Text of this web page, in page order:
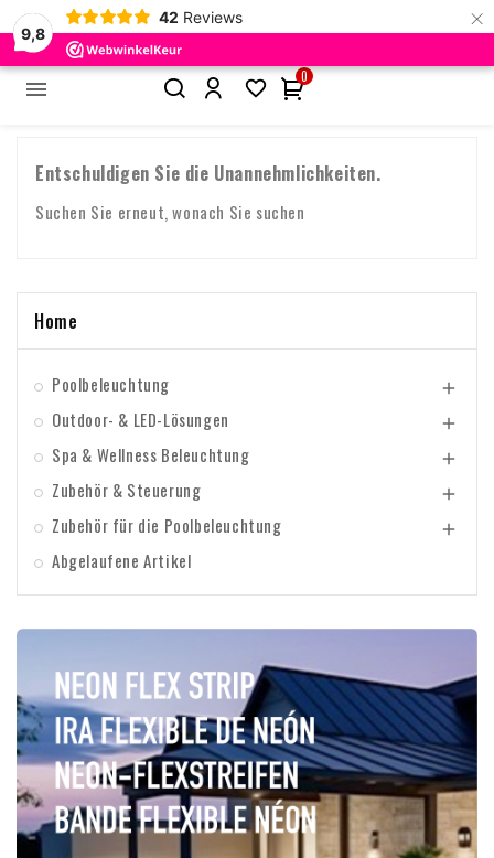
9,8
42 Reviews ×
 
0
Zubehör & Steuerung
Entschuldigen Sie die Unannehmlichkeiten.
Suchen Sie erneut, wonach Sie suchen
Home
Poolbeleuchtung 
Outdoor- & LED-Lösungen 
Spa & Wellness Beleuchtung 
Zubehör & Steuerung 
Zubehör für die Poolbeleuchtung 
Abgelaufene Artikel